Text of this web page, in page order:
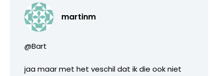
martinm
@Bart
jaa maar met het veschil dat ik die ook niet